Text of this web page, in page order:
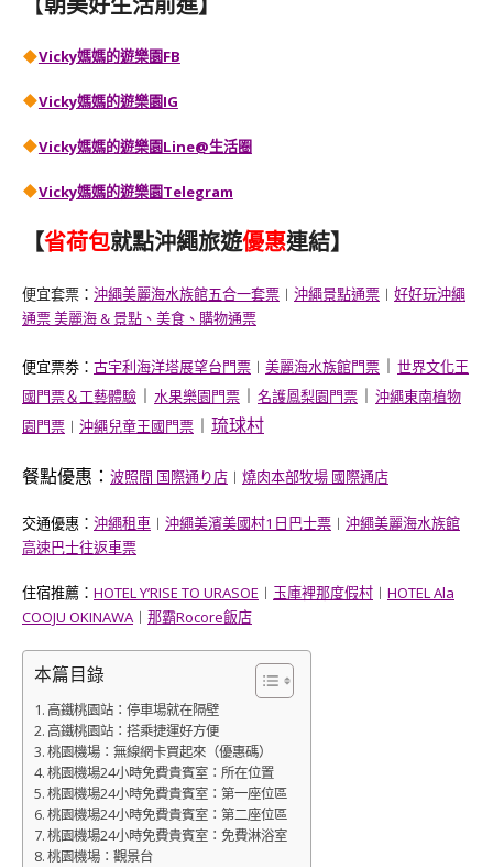
Vicky媽媽的遊樂園FB
Vicky媽媽的遊樂園IG
Vicky媽媽的遊樂園Line@生活圈
Vicky媽媽的遊樂園Telegram
【省荷包就點沖繩旅遊優惠連結】
便宜套票 ： 沖繩美麗海水族館五合一套票 ︱ 沖繩景點通票 ︱ 好好玩沖繩
通票 美麗海 & 景點、美食、購物通票
便宜票劵： 古宇利海洋塔展望台門票 ︱ 美麗海水族館門票 ︱ 世界文化王
國門票＆工藝體驗 ︱ 水果樂園門票 ︱ 名護鳳梨園門票 ︱ 沖繩東南植物
園門票 ︱ 沖繩兒童王國門票 ︱ 琉球村
餐點優惠： 波照間 国際通り店 ︱ 燒肉本部牧場 國際通店
交通優惠： 沖繩租車 ︱ 沖繩美濱美國村1日巴士票 ︱ 沖繩美麗海水族館
高速巴士往返車票
住宿推薦： HOTEL Y’RISE TO URASOE ︱ 玉庫裡那度假村 ︱ HOTEL Ala
COOJU OKINAWA︱ 那霸Rocore飯店
本篇目錄
高鐵桃園站：停車場就在隔壁
高鐵桃園站：搭乘捷運好方便
桃園機場：無線網卡買起來（優惠碼）
桃園機場24小時免費貴賓室：所在位置
桃園機場24小時免費貴賓室：第一座位區
桃園機場24小時免費貴賓室：第二座位區
桃園機場24小時免費貴賓室：免費淋浴室
桃園機場：觀景台